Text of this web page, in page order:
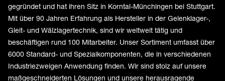
gegründet und hat ihren Sitz in Korntal-Münchingen bei Stuttgart.
Mit über 90 Jahren Erfahrung als Hersteller in der Gelenklager-,
Gleit- und Wälzlagertechnik, sind wir weltweit tätig und
beschäftigen rund 100 Mitarbeiter. Unser Sortiment umfasst über
6000 Standard- und Spezialkomponenten, die in verschiedenen
Industriezweigen Anwendung finden. Wir sind stolz auf unsere
maßgeschneiderten Lösungen und unsere herausragende